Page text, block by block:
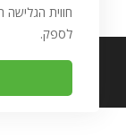
כל הזכויות
חווית הגלישה
לספק.